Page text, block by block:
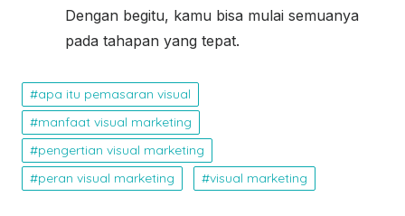
Dengan begitu, kamu bisa mulai semuanya
pada tahapan yang tepat.
apa itu pemasaran visual
manfaat visual marketing
pengertian visual marketing
peran visual marketing
visual marketing